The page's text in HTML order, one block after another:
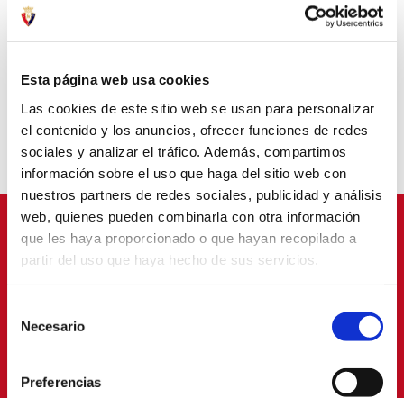
Esta página web usa cookies
Las cookies de este sitio web se usan para personalizar
el contenido y los anuncios, ofrecer funciones de redes
sociales y analizar el tráfico. Además, compartimos
información sobre el uso que haga del sitio web con
nuestros partners de redes sociales, publicidad y análisis
web, quienes pueden combinarla con otra información
que les haya proporcionado o que hayan recopilado a
partir del uso que haya hecho de sus servicios.
Necesario
Preferencias
BABESLEAK